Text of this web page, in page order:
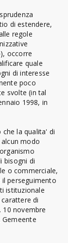
di estendere,
regole
occorre
quale
di interesse
poco
svolte (in tal
1998, in
la qualita' di
modo
bisogni di
o commerciale,
perseguimento
istituzionale
di
10 novembre
Gemeente